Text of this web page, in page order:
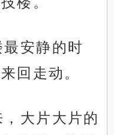
安静的时
回走动。
大片大片的